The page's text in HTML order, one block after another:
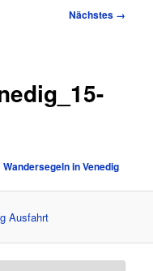
Nächstes →
Wandersegeln in Venedig